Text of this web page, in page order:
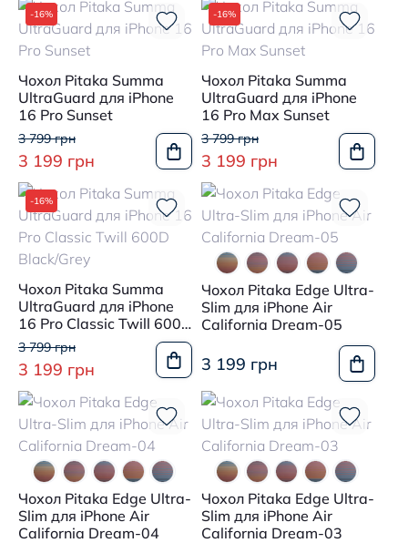
-16%
Чохол Pitaka Summa
UltraGuard для iPhone
16 Pro Sunset
3 799 грн
3 199 грн
-16%
Чохол Pitaka Summa
UltraGuard для iPhone
16 Pro Max Sunset
3 799 грн
3 199 грн
-16%
Чохол Pitaka Summa
UltraGuard для iPhone
16 Pro Classic Twill 600D
Black/Grey
3 799 грн
3 199 грн
Чохол Pitaka Edge Ultra-
Slim для iPhone Air
California Dream-05
3 199 грн
Чохол Pitaka Edge Ultra-
Slim для iPhone Air
California Dream-04
Чохол Pitaka Edge Ultra-
Slim для iPhone Air
California Dream-03